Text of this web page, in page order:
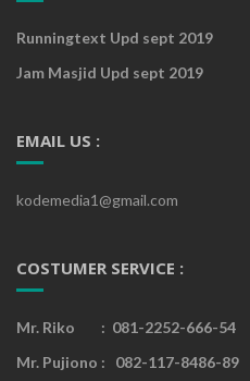
Runningtext Upd sept 2019
Jam Masjid Upd sept 2019
EMAIL US :
kodemedia1@gmail.com
COSTUMER SERVICE :
Mr. Riko : 081-2252-666-54
Mr. Pujiono : 082-117-8486-89